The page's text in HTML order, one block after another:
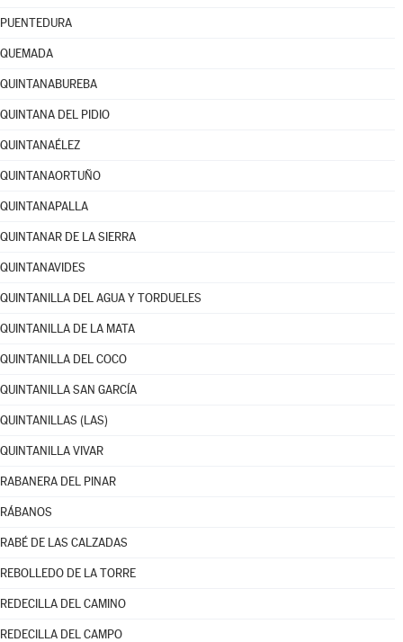
PUENTEDURA
QUEMADA
QUINTANABUREBA
QUINTANA DEL PIDIO
QUINTANAÉLEZ
QUINTANAORTUÑO
QUINTANAPALLA
QUINTANAR DE LA SIERRA
QUINTANAVIDES
QUINTANILLA DEL AGUA Y TORDUELES
QUINTANILLA DE LA MATA
QUINTANILLA DEL COCO
QUINTANILLA SAN GARCÍA
QUINTANILLAS (LAS)
QUINTANILLA VIVAR
RABANERA DEL PINAR
RÁBANOS
RABÉ DE LAS CALZADAS
REBOLLEDO DE LA TORRE
REDECILLA DEL CAMINO
REDECILLA DEL CAMPO